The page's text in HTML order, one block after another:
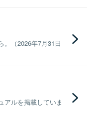
。（2026年7月31日
アルを掲載していま